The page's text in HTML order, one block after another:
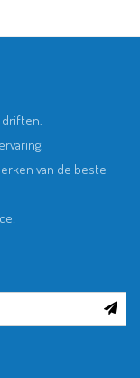
driften.
van de beste